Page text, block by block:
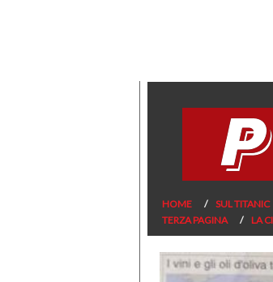
HOME SUL TITANIC
TERZA PAGINA
LA